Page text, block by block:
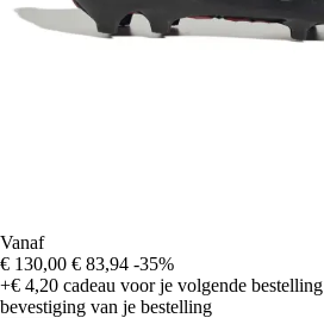
Vanaf
€ 130,00 € 83,94 -35%
+€ 4,20 cadeau voor je volgende bestelling
bevestiging van je bestelling